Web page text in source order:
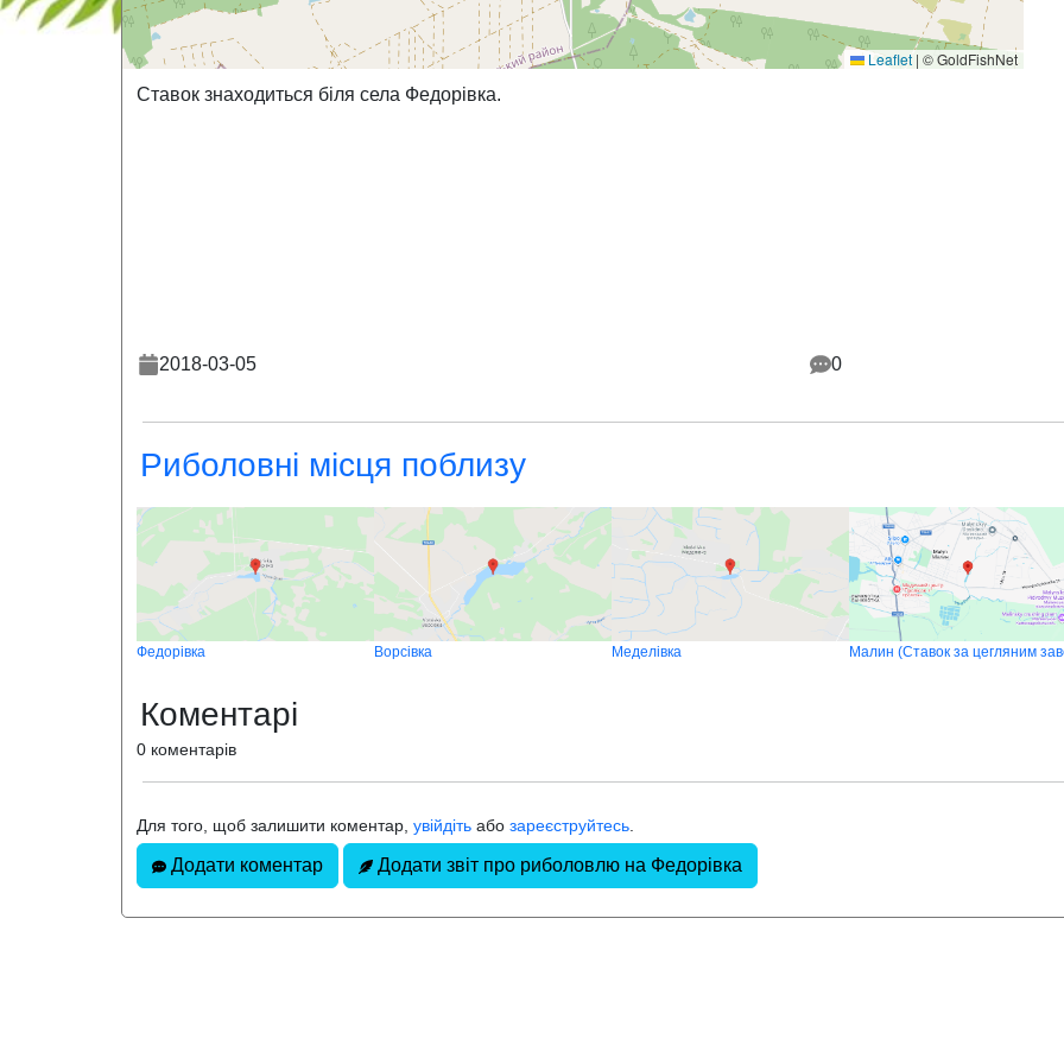
Leaflet | © GoldFishNet
Ставок знаходиться біля села Федорівка.
2018-03-05 0
Риболовні місця поблизу
Федорівка Ворсівка Меделівка
Коментарі
0 коментарів
Для того, щоб залишити коментар, увійдіть або зареєструйтесь
Додати коментар Додати звіт про риболовлю на Федорівка